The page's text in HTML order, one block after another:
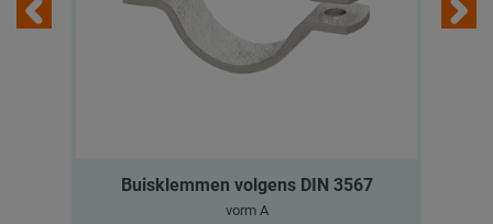
Buisklemmen volgens DIN 3567
vorm A